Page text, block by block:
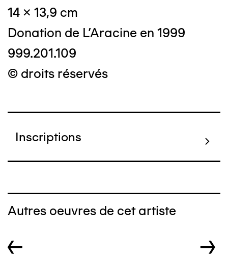
14 x 13,9 cm
Donation de L'Aracine en 1999
999.201.109
© droits réservés
Inscriptions
Autres oeuvres de cet artiste
← →